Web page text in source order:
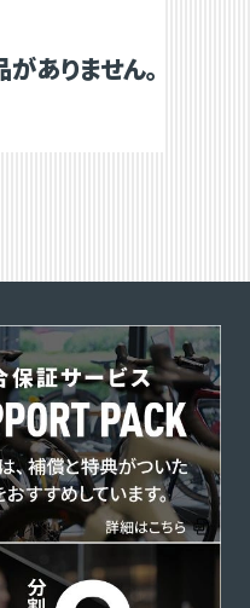
ありません。